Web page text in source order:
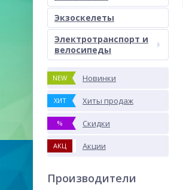
Экзоскелеты
Электротранспорт и
велосипеды
NEW Новинки
ХИТ Хиты продаж
% Скидки
АКЦ Акции
Производители